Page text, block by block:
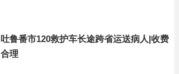
吐鲁番市120救护车长途跨省运送病人|收费
合理